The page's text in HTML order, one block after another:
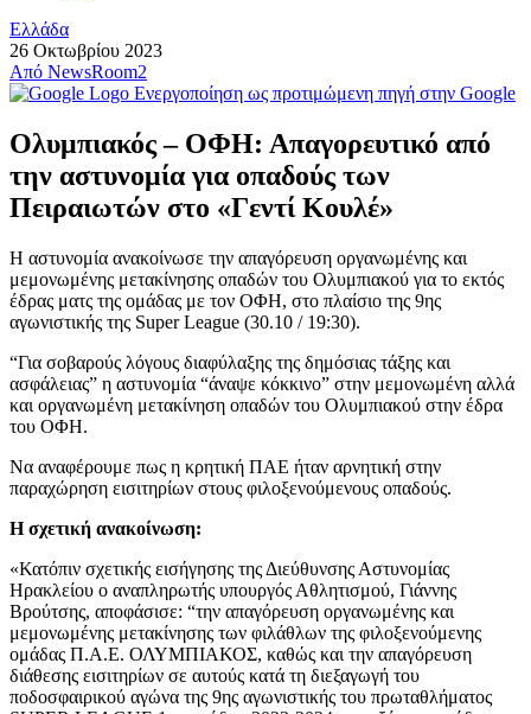
Ελλάδα
26 Οκτωβρίου 2023
Από NewsRoom2
Ενεργοποίηση ως προτιμώμενη πηγή στην Google
Ολυμπιακός – ΟΦΗ: Απαγορευτικό από
την αστυνομία για οπαδούς των
Πειραιωτών στο «Γεντί Κουλέ»
Η αστυνομία ανακοίνωσε την απαγόρευση οργανωμένης και
μεμονωμένης μετακίνησης οπαδών του Ολυμπιακού για το εκτός
έδρας ματς της ομάδας με τον ΟΦΗ, στο πλαίσιο της 9ης
αγωνιστικής της Super League (30.10 / 19:30).
“Για σοβαρούς λόγους διαφύλαξης της δημόσιας τάξης και
ασφάλειας” η αστυνομία “άναψε κόκκινο” στην μεμονωμένη αλλά
και οργανωμένη μετακίνηση οπαδών του Ολυμπιακού στην έδρα
του ΟΦΗ.
Να αναφέρουμε πως η κρητική ΠΑΕ ήταν αρνητική στην
παραχώρηση εισιτηρίων στους φιλοξενούμενους οπαδούς.
Η σχετική ανακοίνωση:
«Κατόπιν σχετικής εισήγησης της Διεύθυνσης Αστυνομίας
Ηρακλείου ο αναπληρωτής υπουργός Αθλητισμού, Γιάννης
Βρούτσης, αποφάσισε: “την απαγόρευση οργανωμένης και
μεμονωμένης μετακίνησης των φιλάθλων της φιλοξενούμενης
ομάδας Π.Α.Ε. ΟΛΥΜΠΙΑΚΟΣ, καθώς και την απαγόρευση
διάθεσης εισιτηρίων σε αυτούς κατά τη διεξαγωγή του
ποδοσφαιρικού αγώνα της 9ης αγωνιστικής του πρωταθλήματος